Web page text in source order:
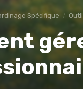
Spécifique